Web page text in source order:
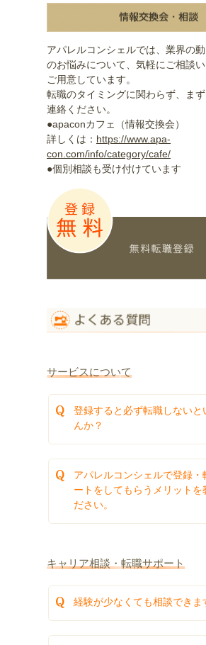
アパレルコンシェルでは、業界の
のお悩みについて、気軽にご相談
ご用意しています。
転職のタイミングに関わらず、ま
連絡ください。
●apaconカフェ（情報交換会）
詳しくは： https://www.apa-
con.com/info/category/cafe/
●個別相談も受け付けています
サービスについて
登録すると必ず転職しないと
んか？
アパレルコンシェルで登録・
ートをしてもらうメリットを
ださい。
キャリア相談・転職サポート
経験が少なくても相談できま